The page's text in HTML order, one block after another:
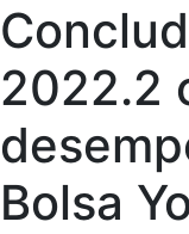
2022.2
Bolsa